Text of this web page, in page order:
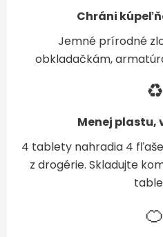
Chráni
Jemné prírodné
obkladačkám,
♻️
Menej plastu,
4 tablety nahradia 4
z drogérie. Skladujte
🍊